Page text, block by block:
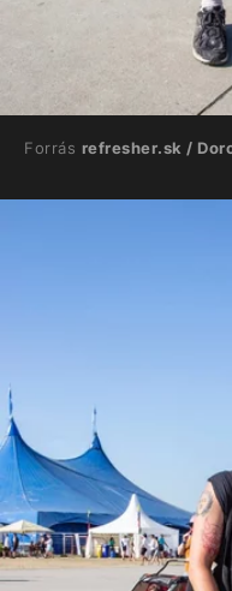
Forrás refresher.sk /